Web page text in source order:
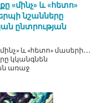
«մինչ» և «հետո»
նշանները
ընտրության
և «հետո» մասերի․․․
կկանգնեն
առաջ